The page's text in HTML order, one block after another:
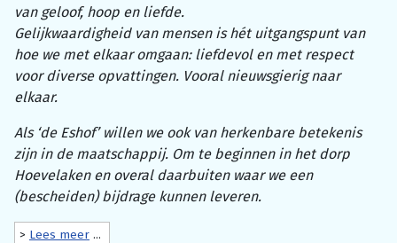
van geloof, hoop en liefde.
Gelijkwaardigheid van mensen is hét uitgangspunt van
hoe we met elkaar omgaan: liefdevol en met respect
voor diverse opvattingen. Vooral nieuwsgierig naar
elkaar.
Als ‘de Eshof’ willen we ook van herkenbare betekenis
zijn in de maatschappij. Om te beginnen in het dorp
Hoevelaken en overal daarbuiten waar we een
(bescheiden) bijdrage kunnen leveren.
> Lees meer ...